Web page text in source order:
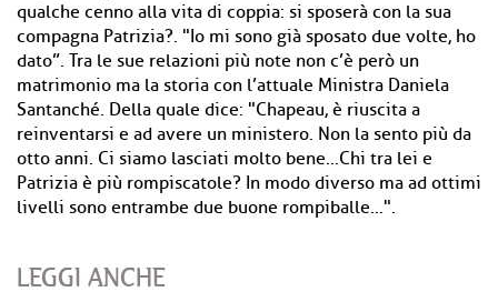
qualche cenno alla vita di coppia: si sposerà con la sua
compagna Patrizia?. "Io mi sono già sposato due volte, ho
dato”. Tra le sue relazioni più note non c’è però un
matrimonio ma la storia con l’attuale Ministra Daniela
Santanché. Della quale dice: "Chapeau, è riuscita a
reinventarsi e ad avere un ministero. Non la sento più da
otto anni. Ci siamo lasciati molto bene…Chi tra lei e
Patrizia è più rompiscatole? In modo diverso ma ad ottimi
livelli sono entrambe due buone rompiballe…".
LEGGI ANCHE